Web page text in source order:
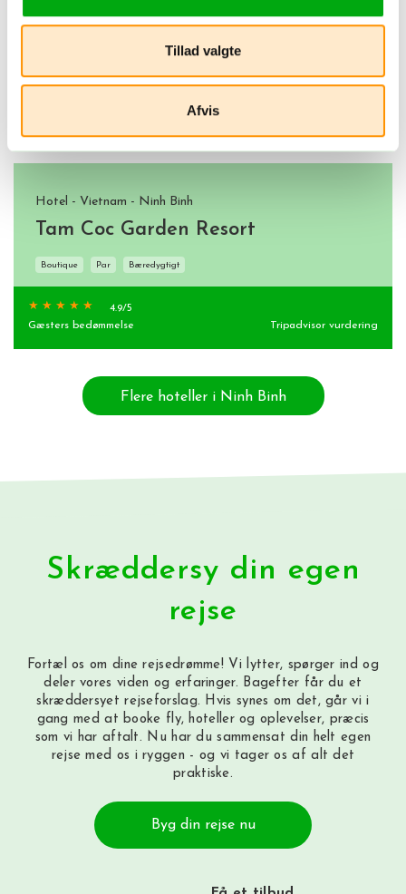
Tillad valgte
Afvis
Hotel - Vietnam - Ninh Binh
Tam Coc Garden Resort
Boutique Par Bæredygtigt
4.9/5
Gæsters bedømmelse
Tripadvisor vurdering
Flere hoteller i Ninh Binh
Skræddersy din egen
rejse
Fortæl os om dine rejsedrømme! Vi lytter, spørger ind og
deler vores viden og erfaringer. Bagefter får du et
skræddersyet rejseforslag. Hvis synes om det, går vi i
gang med at booke fly, hoteller og oplevelser, præcis
som vi har aftalt. Nu har du sammensat din helt egen
rejse med os i ryggen - og vi tager os af alt det
praktiske.
Byg din rejse nu